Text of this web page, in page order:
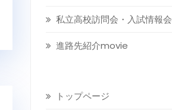
私立高校訪問会・入試情報会
進路先紹介movie
トップページ